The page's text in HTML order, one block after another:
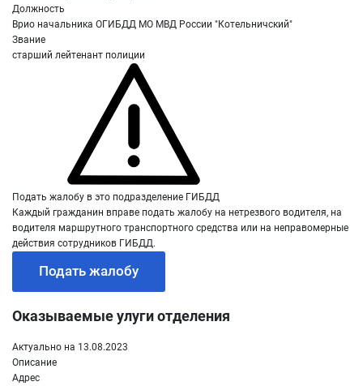
Должность
Врио начальника ОГИБДД МО МВД России "Котельничский"
Звание
старший лейтенант полиции
Подать жалобу в это подразделение ГИБДД
Каждый гражданин вправе подать жалобу на нетрезвого водителя, на
водителя маршрутного транспортного средства или на неправомерные
действия сотрудников ГИБДД.
Подать жалобу
Оказываемые улуги отделения
Актуально на 13.08.2023
Описание
Адрес